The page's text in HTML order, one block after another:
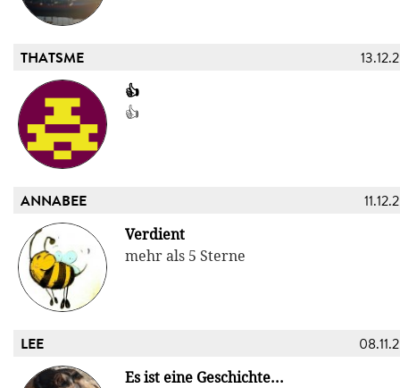
THATSME
👍
👍
ANNABEE
Verdient
mehr als 5 Sterne
LEE
Es ist eine Geschichte...